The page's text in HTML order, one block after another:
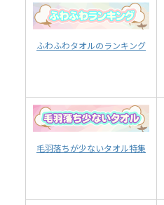
ふわふわタオルのランキング
毛羽落ちが少ないタオル特集